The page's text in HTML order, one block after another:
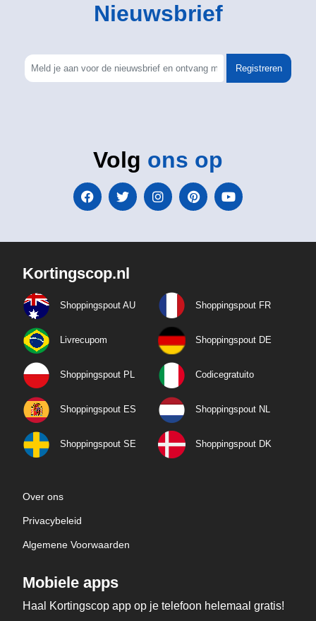
Nieuwsbrief
Registreren
Volg ons op
Kortingscop.nl
Shoppingspout AU Shoppingspout FR
Livrecupom Shoppingspout DE
Shoppingspout PL Codicegratuito
Shoppingspout ES Shoppingspout NL
Shoppingspout SE Shoppingspout DK
Over ons
Privacybeleid
Algemene Voorwaarden
Mobiele apps
Haal Kortingscop app op je telefoon helemaal gratis!